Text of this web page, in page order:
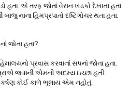
હતા. એ તરફ જોતાં વેરાન ખડકો દેખાતા હતા.
નાના હિમપ્રપાતો દષ્ટિગોચર થતા હતા.
જોતા હતા?
પ્રવાસ કરવાનાં સપનાં જોતા હતા.
જવાની એમની અદમ્ય ઇચ્છા હતી.
કોઈ કાળે ભૂલાય એમ નહોતું.